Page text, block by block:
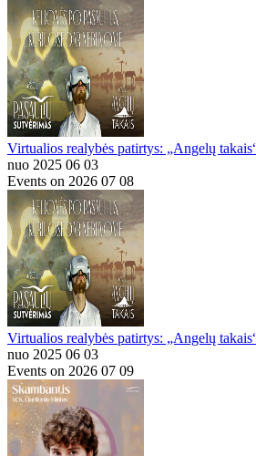
Virtualios realybės patirtys: „Angelų
nuo 2025 06 03
Events on 2026 07 08
Virtualios realybės patirtys: „Angelų
nuo 2025 06 03
Events on 2026 07 09